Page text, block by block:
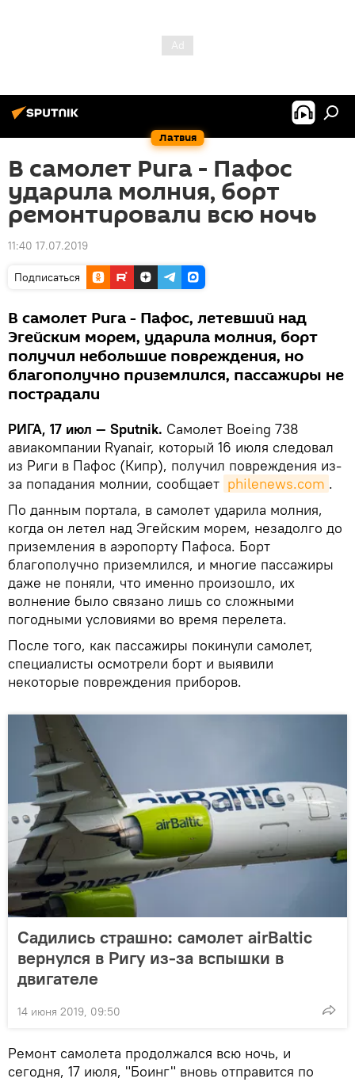
Латвия
В самолет Рига - Пафос
ударила молния, борт
ремонтировали всю ночь
11:40 17.07.2019
Подписаться
В самолет Рига - Пафос, летевший над
Эгейским морем, ударила молния, борт
получил небольшие повреждения, но
благополучно приземлился, пассажиры не
пострадали
РИГА, 17 июл — Sputnik. Самолет Boeing 738
авиакомпании Ryanair, который 16 июля следовал
из Риги в Пафос (Кипр), получил повреждения из-
за попадания молнии, сообщает philenews.com .
По данным портала, в самолет ударила молния,
когда он летел над Эгейским морем, незадолго до
приземления в аэропорту Пафоса. Борт
благополучно приземлился, и многие пассажиры
даже не поняли, что именно произошло, их
волнение было связано лишь со сложными
погодными условиями во время перелета.
После того, как пассажиры покинули самолет,
специалисты осмотрели борт и выявили
некоторые повреждения приборов.
Садились страшно: самолет airBaltic
вернулся в Ригу из-за вспышки в
двигателе
14 июня 2019, 09:50
Ремонт самолета продолжался всю ночь, и
сегодня, 17 июля, "Боинг" вновь отправится по